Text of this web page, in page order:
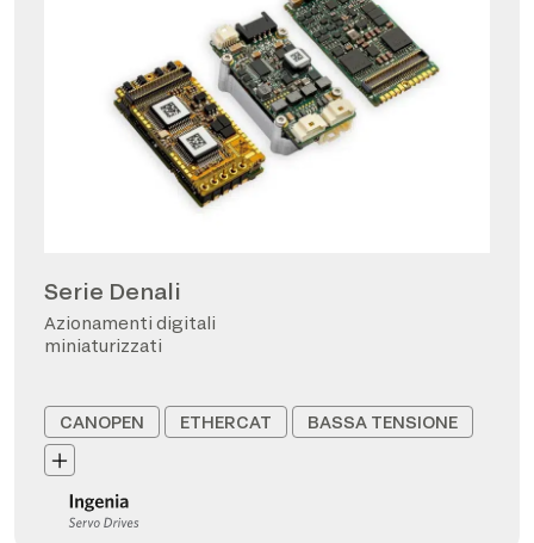
Serie Denali
Azionamenti digitali
miniaturizzati
CANOPEN ETHERCAT BASSA TENSIONE